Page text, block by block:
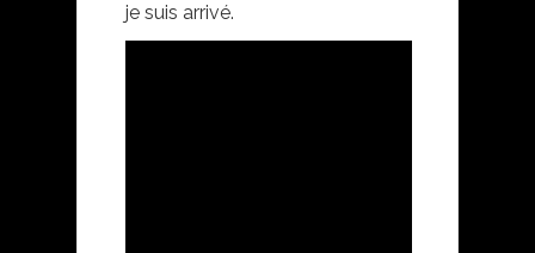
je suis arrivé.